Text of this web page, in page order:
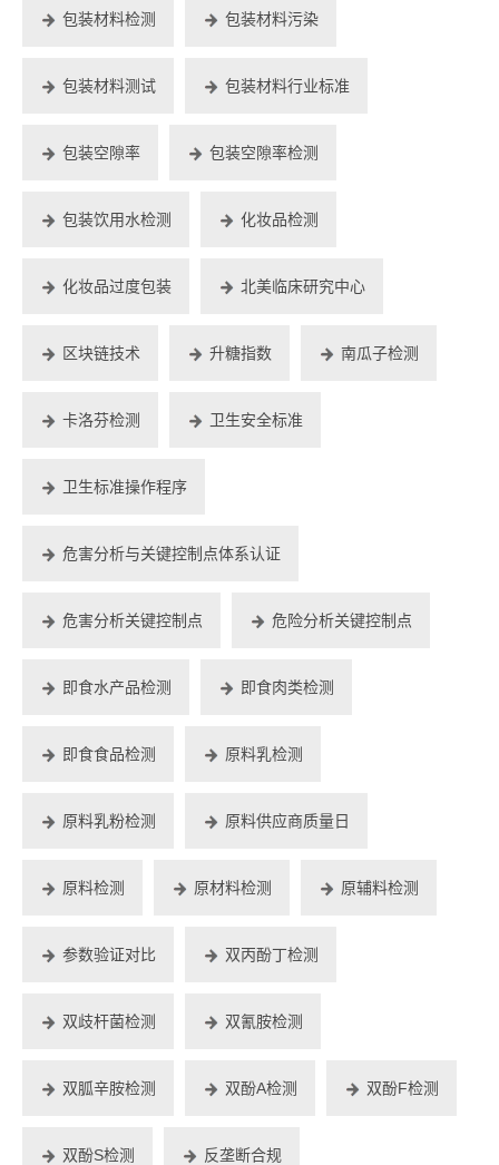
包装材料检测 包装材料污染
包装材料测试 包装材料行业标准
包装空隙率 包装空隙率检测
包装饮用水检测 化妆品检测
化妆品过度包装 北美临床研究中心
区块链技术 升糖指数 南瓜子检测
卡洛芬检测 卫生安全标准
卫生标准操作程序
危害分析与关键控制点体系认证
危害分析关键控制点 危险分析关键控制点
即食水产品检测 即食肉类检测
即食食品检测 原料乳检测
原料乳粉检测 原料供应商质量日
原料检测 原材料检测 原辅料检测
参数验证对比 双丙酚丁检测
双歧杆菌检测 双氰胺检测
双胍辛胺检测 双酚A检测 双酚F检测
双酚S检测 反垄断合规